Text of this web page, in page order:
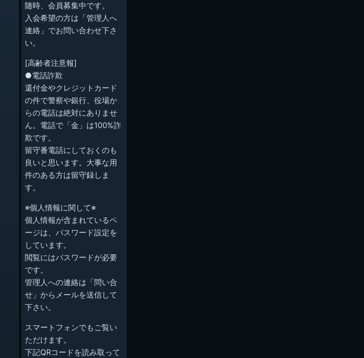
随時、会員募集中です。
入会希望の方は「管理人へ
連絡」でお問い合わせ下さ
い。
[高齢者注意報]
●電話詐欺
還付金やクレジットカード
の件で警察や銀行、役場か
らの電話は絶対にありませ
ん。電話で「金」は100%詐
欺です。
留守番電話にしておくのも
良いと思います。大事な用
件のある方は留守録しま
す。
※個人情報に関して※
個人情報が含まれているペ
ージは、パスワード設定を
しています。
閲覧にはパスワードが必要
です。
管理人への連絡は「問い合
せ」からメールを送信して
下さい。
スマートフォンでもご覧い
ただけます。
下記QRコードを読み取って